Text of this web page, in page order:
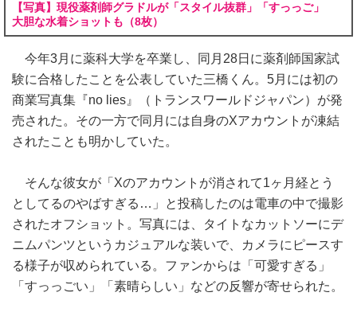
【写真】現役薬剤師グラドルが「スタイル抜群」「すっっご」
大胆な水着ショットも（8枚）
今年3月に薬科大学を卒業し、同月28日に薬剤師国家試
験に合格したことを公表していた三橋くん。5月には初の
商業写真集『no lies』（トランスワールドジャパン）が発
売された。その一方で同月には自身のXアカウントが凍結
されたことも明かしていた。
そんな彼女が「Xのアカウントが消されて1ヶ月経とう
としてるのやばすぎる…」と投稿したのは電車の中で撮影
されたオフショット。写真には、タイトなカットソーにデ
ニムパンツというカジュアルな装いで、カメラにピースす
る様子が収められている。ファンからは「可愛すぎる」
「すっっごい」「素晴らしい」などの反響が寄せられた。